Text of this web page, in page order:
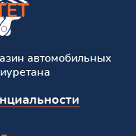
автомобильных